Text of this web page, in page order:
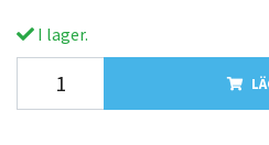
I lager.